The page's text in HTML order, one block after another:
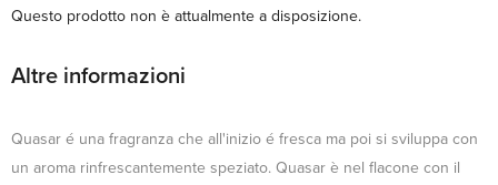
Questo prodotto non è attualmente a disposizione.
Altre informazioni
Quasar é una fragranza che all'inizio é fresca ma poi si sviluppa con
un aroma rinfrescantemente speziato. Quasar è nel flacone con il